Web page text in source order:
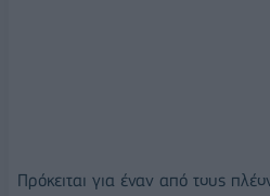
Πρόκειται για έναν από τους